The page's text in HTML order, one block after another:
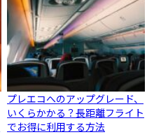
プレエコへのアップグレード、
いくらかかる？長距離フライト
でお得に利用する方法